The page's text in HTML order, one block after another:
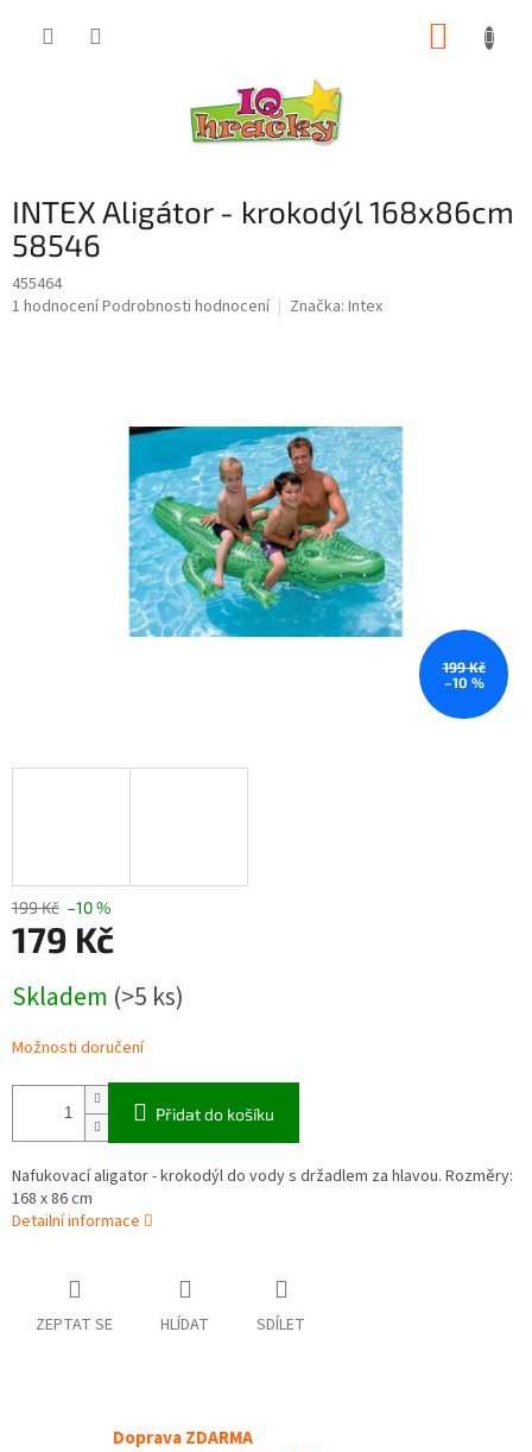
INTEX Aligátor - krokodýl 168x86cm
58546
455464
Průměrné
1 hodnoceníPodrobnosti hodnocení Značka: Intex
199 Kč
–10 %
199 Kč –10 %
179 Kč
cena:
Skladem (>5 ks)
Možnosti doručení
Přidat do košíku
Nafukovací aligator - krokodýl do vody s držadlem za hlavou. Rozměry:
168 x 86 cm
Detailní informace
ZEPTAT SE HLÍDAT SDÍLET
Doprava ZDARMA